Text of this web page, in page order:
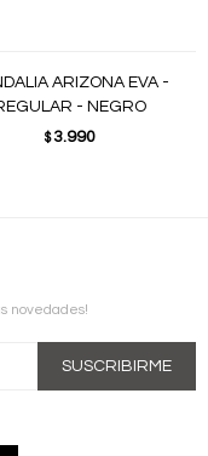
ARIZONA EVA -
- NEGRO
$ 3.990
novedades!
SUSCRIBIRME